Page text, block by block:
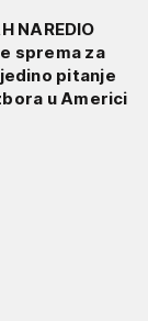
NAREDIO
sprema za
pitanje
u Americi